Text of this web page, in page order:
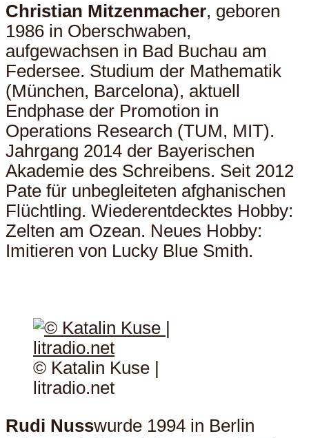
Christian Mitzenmacher, geboren
1986 in Oberschwaben,
aufgewachsen in Bad Buchau am
Federsee. Studium der Mathematik
(München, Barcelona), aktuell
Endphase der Promotion in
Operations Research (TUM, MIT).
Jahrgang 2014 der Bayerischen
Akademie des Schreibens. Seit 2012
Pate für unbegleiteten afghanischen
Flüchtling. Wiederentdecktes Hobby:
Zelten am Ozean. Neues Hobby:
Imitieren von Lucky Blue Smith.
© Katalin Kuse |
litradio.net
Rudi Nusswurde 1994 in Berlin